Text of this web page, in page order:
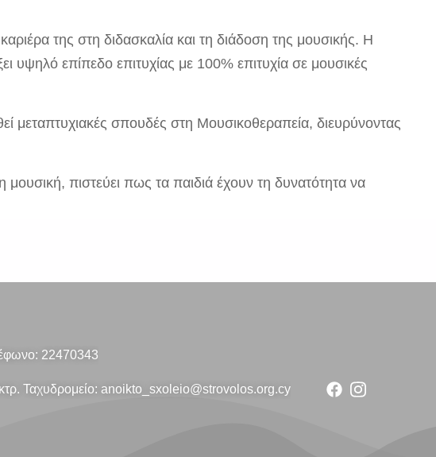
της στη διδασκαλία και τη διάδοση της μουσικής. Η
υψηλό επίπεδο επιτυχίας με 100% επιτυχία σε μουσικές
μεταπτυχιακές σπουδές στη Μουσικοθεραπεία, διευρύνοντας
πιστεύει πως τα παιδιά έχουν τη δυνατότητα να
22470343
Ταχυδρομείο: anoikto_sxoleio@strovolos.org.cy